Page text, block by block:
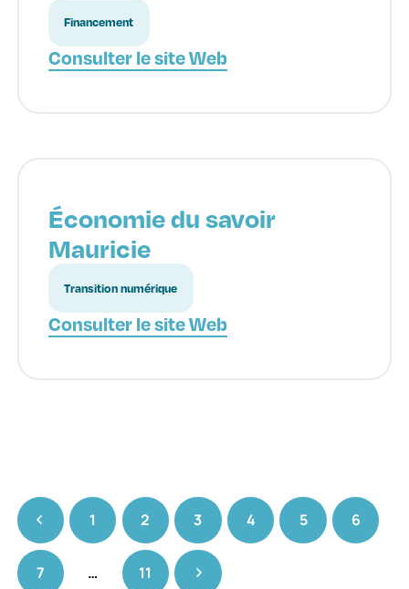
Financement
Consulter le site Web
Économie du savoir
Mauricie
Transition numérique
Consulter le site Web
1 2 3 4 5 6
7 … 11